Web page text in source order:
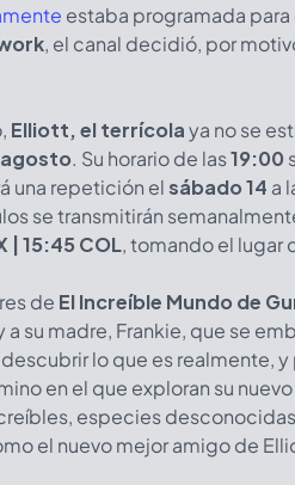
estaba programada
, el canal decidió, por
Elliott, el terrícolaya no se
agosto. Su horario de las19:00
una repetición elsábado 14 a
se transmitirán
|15:45 COL, tomando el lugar
de El Increíble Mundo de
a su madre, Frankie, que se
lo que es realmente,
en el que exploran su
especies
el nuevo mejor amigo de